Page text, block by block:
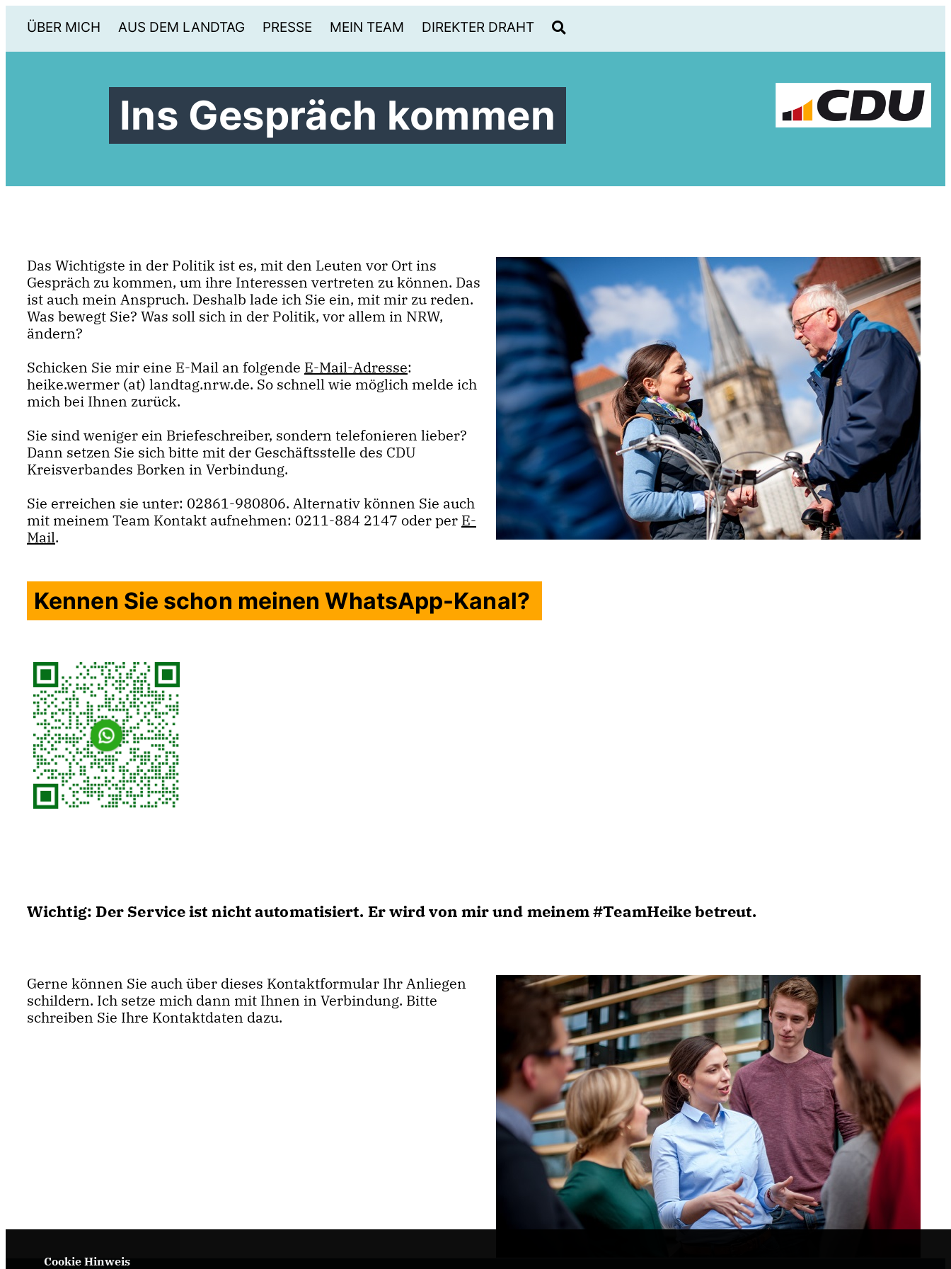
ÜBER MICH AUS DEM LANDTAG PRESSE MEIN TEAM DIREKTER DRAHT
Ins Gespräch kommen
Das Wichtigste in der Politik ist es, mit den Leuten vor Ort ins
Gespräch zu kommen, um ihre Interessen vertreten zu können. Das
ist auch mein Anspruch. Deshalb lade ich Sie ein, mit mir zu reden.
Was bewegt Sie? Was soll sich in der Politik, vor allem in NRW,
ändern?
Schicken Sie mir eine E-Mail an folgende E-Mail-Adresse:
heike.wermer (at) landtag.nrw.de. So schnell wie möglich melde ich
mich bei Ihnen zurück.
Sie sind weniger ein Briefeschreiber, sondern telefonieren lieber?
Dann setzen Sie sich bitte mit der Geschäftsstelle des CDU
Kreisverbandes Borken in Verbindung.
Sie erreichen sie unter: 02861-980806. Alternativ können Sie auch
mit meinem Team Kontakt aufnehmen: 0211-884 2147 oder per E-
Mail.
Kennen Sie schon meinen WhatsApp-Kanal?
Wichtig: Der Service ist nicht automatisiert. Er wird von mir und meinem #TeamHeike betreut.
Gerne können Sie auch über dieses Kontaktformular Ihr Anliegen
schildern. Ich setze mich dann mit Ihnen in Verbindung. Bitte
schreiben Sie Ihre Kontaktdaten dazu.
Cookie Hinweis